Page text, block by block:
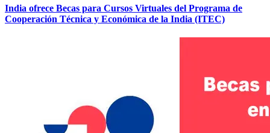
India ofrece Becas para Cursos Virtuales del Programa de
Cooperación Técnica y Económica de la India (ITEC)